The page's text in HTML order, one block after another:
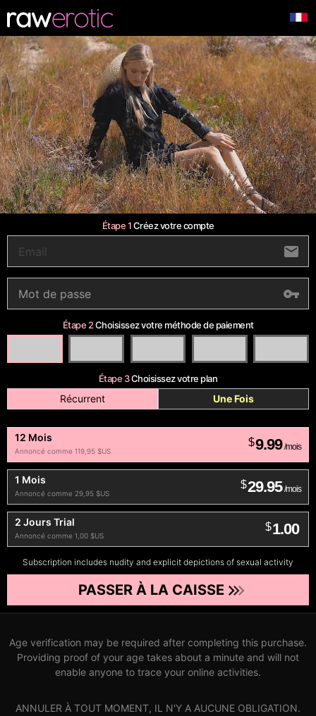
Étape 1Créez votre compte
Étape 2Choisissez votre méthode de paiement
Étape 3Choisissez votre plan
Récurrent Une Fois
12 Mois
Annoncé comme 119,95 $US
$9.99 /mois
1 Mois
Annoncé comme 29,95 $US
$29.95 /mois
2 Jours Trial
Annoncé comme 1,00 $US
$1.00
Subscription includes nudity and explicit depictions of sexual activity
PASSER À LA CAISSE
Age verification may be required after completing this purchase.
Providing proof of your age takes about a minute and will not
enable anyone to trace your online activities.
ANNULER À TOUT MOMENT, IL N'Y A AUCUNE OBLIGATION.